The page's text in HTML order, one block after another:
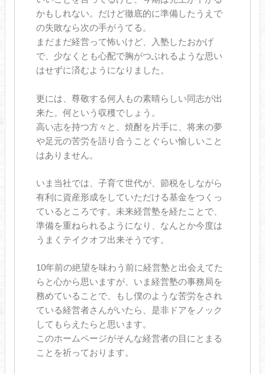
かもしれない。だけど徹底的に準備したうえで
の失敗なら次の手がうてる。
まだまだ経営って怖いけど、入塾したおかげ
で、少なくとも心配で胸がつぶれるような思い
はせずに済むようになりました。
更には、尊敬する何人もの素晴らしい同志が出
来た。何という収穫でしょう。
高い志を持つ方々と、焼酎を片手に、将来の夢
や足元の苦労を語り合うことぐらい愉しいこと
はありません。
いま当社では、子育て世代が、節税をしながら
有利に資産形成をしていただける基金をつくっ
ているところです。未来経営塾を経たことで、
準備を重ねられるようになり、なんとか今度は
うまくテイクオフ出来そうです。
10年前の絶望を味わう前に経営塾と出会えてた
らと心から思いますが、いま経営塾の事務局を
務めていることで、もし僕のような苦労をされ
ている経営者さんがいたら、是非ドアをノック
してもらえたらと思います。
このホームページがそんな経営者の目にとまる
ことを祈っております。